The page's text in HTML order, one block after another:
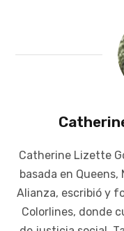
Catherine Lizette
basada en Queens,
Alianza, escribió y
Colorlines, donde